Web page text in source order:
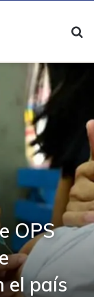
OPS
el país